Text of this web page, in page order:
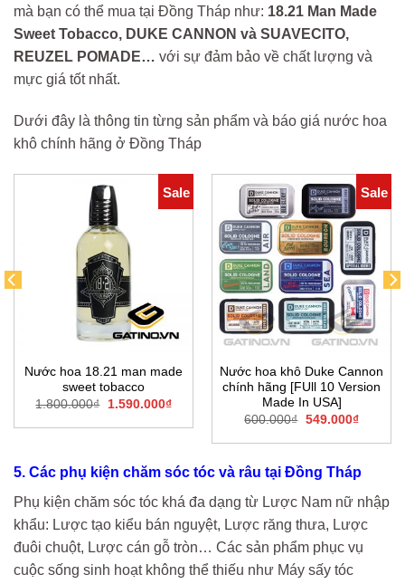
mà bạn có thể mua tại Đồng Tháp như: 18.21 Man Made
Sweet Tobacco, DUKE CANNON và SUAVECITO,
REUZEL POMADE… với sự đảm bảo về chất lượng và
mực giá tốt nhất.
Dưới đây là thông tin từng sản phẩm và báo giá nước hoa
khô chính hãng ở Đồng Tháp
Sale
Nước hoa 18.21 man made
sweet tobacco
1.800.000₫
Giá
là:
1.590.000₫Giá
tại
Sale
Nước hoa khô Duke Cannon
chính hãng [FUll 10 Version
Made In USA]
600.000₫ Giá
là:
549.000₫Giá
tại
5. Các phụ kiện chăm sóc tóc và râu tại Đồng Tháp
Phụ kiện chăm sóc tóc khá đa dạng từ Lược Nam nữ nhập
khẩu: Lược tạo kiểu bán nguyệt, Lược răng thưa, Lược
đuôi chuột, Lược cán gỗ tròn… Các sản phẩm phục vụ
cuộc sống sinh hoạt không thể thiếu như Máy sấy tóc